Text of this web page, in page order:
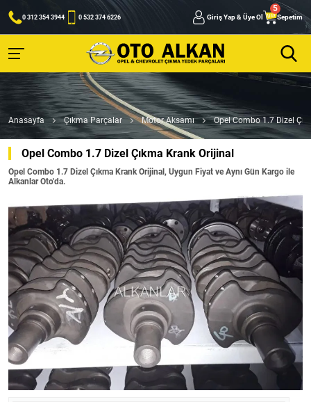
0 312 354 3944 0 532 374 6226 Giriş Yap & Üye Ol Sepetim
Anasayfa Çıkma Parçalar Motor Aksamı Opel Combo 1.7 Dizel
Opel Combo 1.7 Dizel Çıkma Krank Orijinal
Opel Combo 1.7 Dizel Çıkma Krank Orijinal, Uygun Fiyat ve Aynı Gün Kargo ile
Alkanlar Oto'da.